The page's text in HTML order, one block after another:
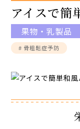
館内3Dマップ
アイスで簡
果物・乳製品
# 骨粗鬆症予防